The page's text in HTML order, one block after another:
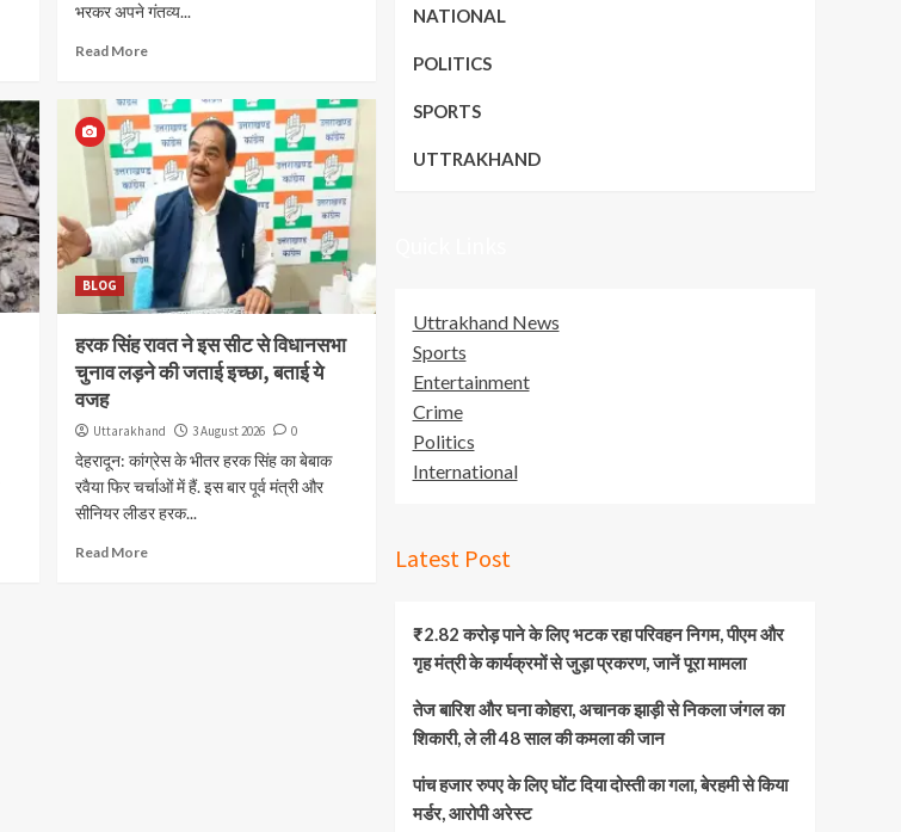
भरकर अपने गंतव्य...
Read More
BLOG
हरक सिंह रावत ने इस सीट से विधानसभा
चुनाव लड़ने की जताई इच्छा, बताई ये
वजह
Uttarakhand 3 August 2026 0
देहरादून: कांग्रेस के भीतर हरक सिंह का बेबाक
रवैया फिर चर्चाओं में हैं. इस बार पूर्व मंत्री और
सीनियर लीडर हरक...
Read More
NATIONAL
POLITICS
SPORTS
UTTRAKHAND
Uttrakhand News
Sports
Entertainment
Crime
Politics
International
Latest Post
₹2.82 करोड़ पाने के लिए भटक रहा परिवहन निगम, पीएम और
गृह मंत्री के कार्यक्रमों से जुड़ा प्रकरण, जानें पूरा मामला
तेज बारिश और घना कोहरा, अचानक झाड़ी से निकला जंगल का
शिकारी, ले ली 48 साल की कमला की जान
पांच हजार रुपए के लिए घोंट दिया दोस्ती का गला, बेरहमी से किया
मर्डर, आरोपी अरेस्ट